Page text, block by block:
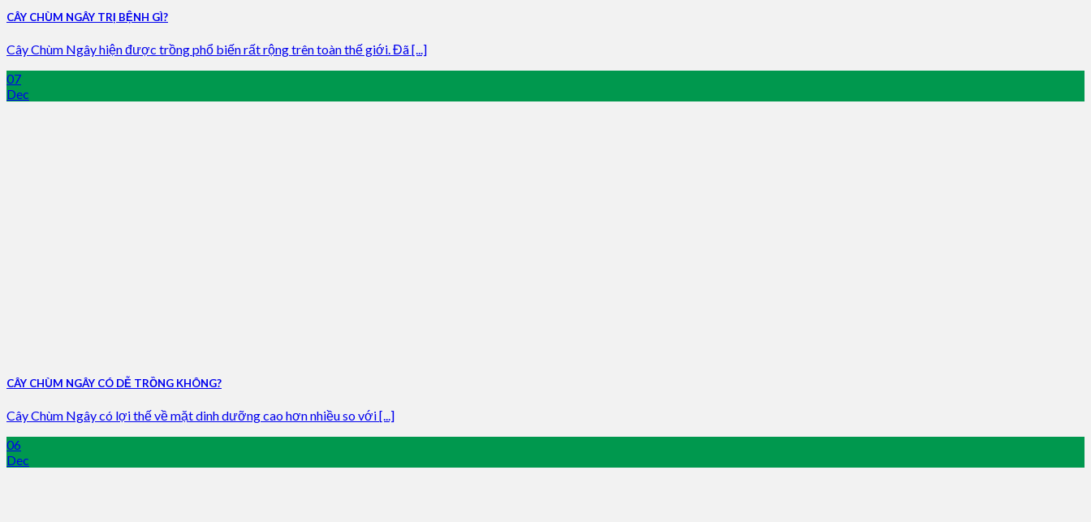
CÂY CHÙM NGÂY TRỊ BỆNH GÌ?
Cây Chùm Ngây hiện được trồng phổ biến rất rộng trên toàn thế giới. Đã [...]
07
Dec
CÂY CHÙM NGÂY CÓ DỄ TRỒNG KHÔNG?
Cây Chùm Ngây có lợi thế về mặt dinh dưỡng cao hơn nhiều so với [...]
06
Dec